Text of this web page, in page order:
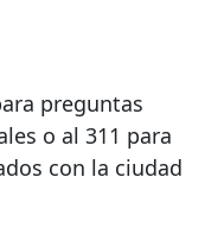
preguntas
o al 311 para
con la ciudad